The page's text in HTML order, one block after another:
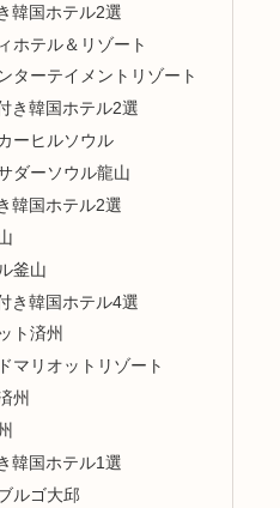
韓国ホテル2選
ホテル＆リゾート
ターテイメントリゾート
き韓国ホテル2選
ーヒルソウル
ダーソウル龍山
韓国ホテル2選
釜山
き韓国ホテル4選
ト済州
マリオットリゾート
州
韓国ホテル1選
ルゴ大邱